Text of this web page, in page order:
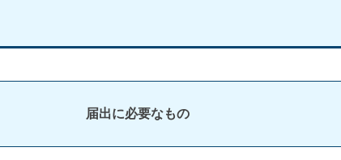
届出に必要なもの